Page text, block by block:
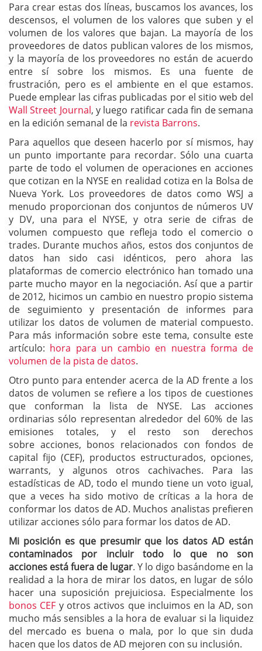
Para crear estas dos líneas, buscamos los avances, los
descensos, el volumen de los valores que suben y el
volumen de los valores que bajan. La mayoría de los
proveedores de datos publican valores de los mismos,
y la mayoría de los proveedores no están de acuerdo
entre sí sobre los mismos. Es una fuente de
frustración, pero es el ambiente en el que estamos.
Puede emplear las cifras publicadas por el sitio web del
Wall Street Journal, y luego ratificar cada fin de semana
en la edición semanal de la revista Barrons.
Para aquellos que deseen hacerlo por sí mismos, hay
un punto importante para recordar. Sólo una cuarta
parte de todo el volumen de operaciones en acciones
que cotizan en la NYSE en realidad cotiza en la Bolsa de
Nueva York. Los proveedores de datos como WSJ a
menudo proporcionan dos conjuntos de números UV
y DV, una para el NYSE, y otra serie de cifras de
volumen compuesto que refleja todo el comercio o
trades. Durante muchos años, estos dos conjuntos de
datos han sido casi idénticos, pero ahora las
plataformas de comercio electrónico han tomado una
parte mucho mayor en la negociación. Así que a partir
de 2012, hicimos un cambio en nuestro propio sistema
de seguimiento y presentación de informes para
utilizar los datos de volumen de material compuesto.
Para más información sobre este tema, consulte este
artículo: hora para un cambio en nuestra forma de
volumen de la pista de datos.
Otro punto para entender acerca de la AD frente a los
datos de volumen se refiere a los tipos de cuestiones
que conforman la lista de NYSE. Las acciones
ordinarias sólo representan alrededor del 60% de las
emisiones totales, y el resto son derechos
sobre acciones, bonos relacionados con fondos de
capital fijo (CEF), productos estructurados, opciones,
warrants, y algunos otros cachivaches. Para las
estadísticas de AD, todo el mundo tiene un voto igual,
que a veces ha sido motivo de críticas a la hora de
conformar los datos de AD. Muchos analistas prefieren
utilizar acciones sólo para formar los datos de AD.
Mi posición es que presumir que los datos AD están
contaminados por incluir todo lo que no son
acciones está fuera de lugar. Y lo digo basándome en la
realidad a la hora de mirar los datos, en lugar de sólo
hacer una suposición prejuiciosa. Especialmente los
bonos CEF y otros activos que incluimos en la AD, son
mucho más sensibles a la hora de evaluar si la liquidez
del mercado es buena o mala, por lo que sin duda
hacen que los datos de AD mejoren con su inclusión.